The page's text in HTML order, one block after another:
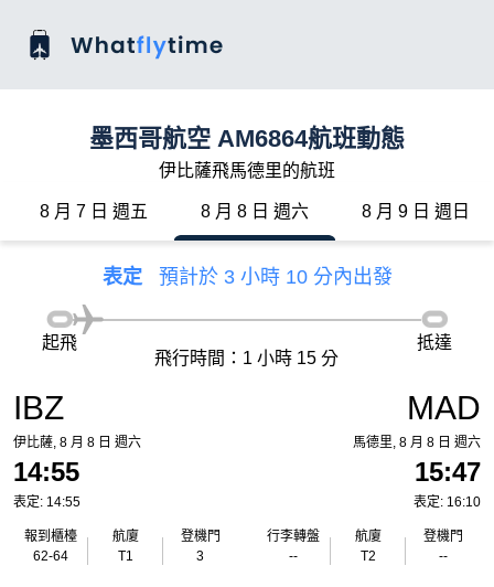
墨西哥航空 AM6864航班動態
伊比薩飛馬德里的航班
8 月 7 日 週五 8 月 8 日 週六 8 月 9 日 週日
表定 預計於 3 小時 10 分內出發
IBZ
伊比薩, 8 月 8 日 週六
14:55
表定: 14:55
報到櫃檯
62-64
航廈
T1
登機門
3
起飛
飛行時間：1 小時 15 分
抵達
MAD
馬德里, 8 月 8 日 週六
15:47
表定: 16:10
行李轉盤
--
航廈
T2
登機門
--